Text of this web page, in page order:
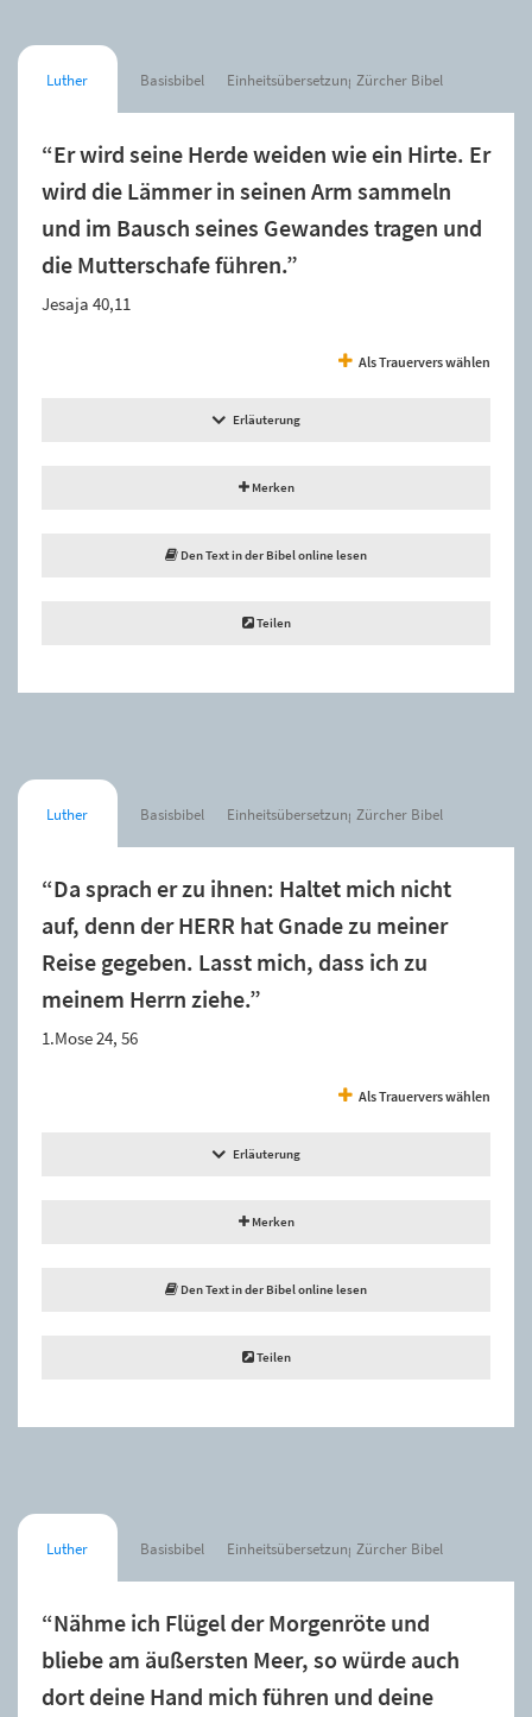
Luther Basisbibel Einheitsübersetzung Zürcher Bibel
“Er wird seine Herde weiden wie ein Hirte. Er
wird die Lämmer in seinen Arm sammeln
und im Bausch seines Gewandes tragen und
die Mutterschafe führen.”
Jesaja 40,11
Als Trauervers wählen
Erläuterung
Merken
Den Text in der Bibel online lesen
Teilen
Luther Basisbibel Einheitsübersetzung Zürcher Bibel
“Da sprach er zu ihnen: Haltet mich nicht
auf, denn der HERR hat Gnade zu meiner
Reise gegeben. Lasst mich, dass ich zu
meinem Herrn ziehe.”
1.Mose 24, 56
Als Trauervers wählen
Erläuterung
Merken
Den Text in der Bibel online lesen
Teilen
Luther Basisbibel Einheitsübersetzung Zürcher Bibel
“Nähme ich Flügel der Morgenröte und
bliebe am äußersten Meer, so würde auch
dort deine Hand mich führen und deine